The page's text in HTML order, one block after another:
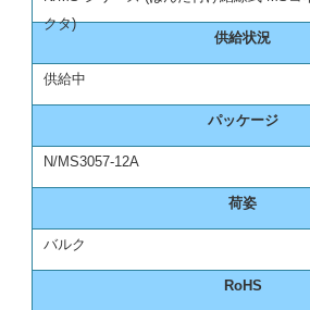
クタ)
供給状況
供給中
パッケージ
N/MS3057-12A
荷姿
バルク
RoHS